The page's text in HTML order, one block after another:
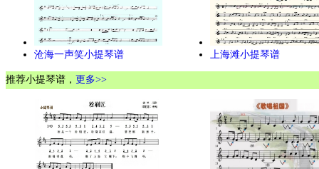
沧海一声笑小提琴谱 上海滩小提琴谱
推荐小提琴谱， 更多>>